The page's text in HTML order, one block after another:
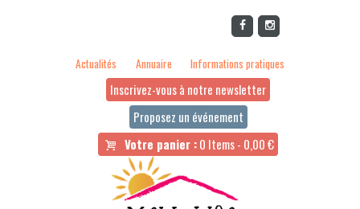
Actualités Annuaire Informations pratiques
Inscrivez-vous à notre newsletter
Proposez un événement
Votre panier :0 Items- 0,00€